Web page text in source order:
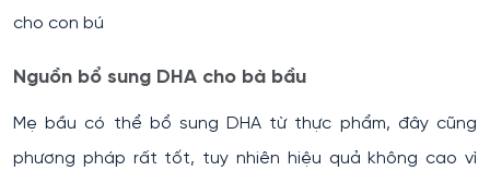
cho con bú
Nguồn bổ sung DHA cho bà bầu
Mẹ bầu có thể bổ sung DHA từ thực phẩm, đây cũng
phương pháp rất tốt, tuy nhiên hiệu quả không cao vì